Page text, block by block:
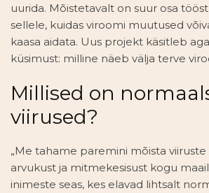
uurida. Mõistetavalt on suur osa
sellele, kuidas viroomi muutused
kaasa aidata. Uus projekt käsitleb
küsimust: milline näeb välja terve
Millised on
viirused?
„Me tahame paremini mõista viiruste
arvukust ja mitmekesisust kogu
inimeste seas, kes elavad lihtsalt